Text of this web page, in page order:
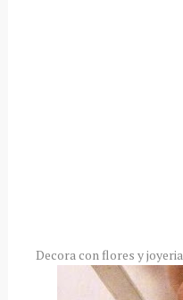
Decora con flores y